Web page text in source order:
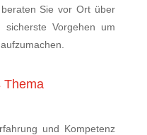
Sie vor Ort über
Vorgehen um
Thema
und Kompetenz